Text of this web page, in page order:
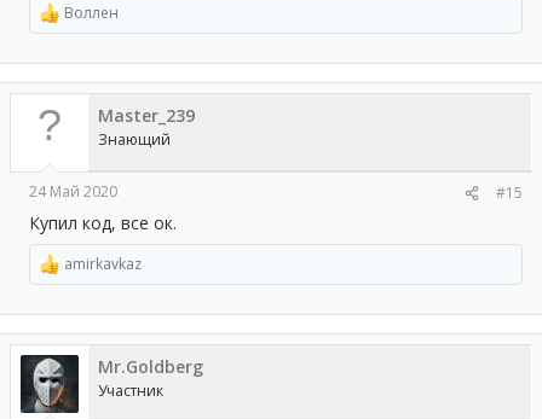
Р
е
а
к
ц
и
и
Воллен
Master_239
Знающий
24 Май 2020 #15
Купил код, все ок.
Р
е
а
к
ц
и
и
:
amirkavkaz
Mr.Goldberg
Участник